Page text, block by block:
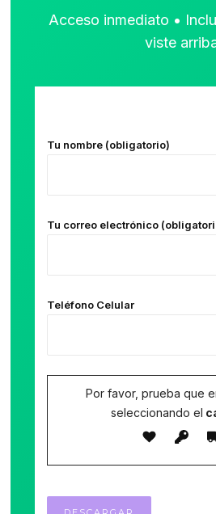
Acceso inmediato •
viste
Tu nombre (obligatorio)
Tu correo electrónico
Teléfono Celular
Por favor, prueba que
seleccionando el